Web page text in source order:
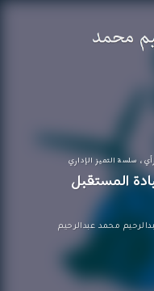
، سلسة التميز الإداري
المستقبل
محمد عبدالرحيم